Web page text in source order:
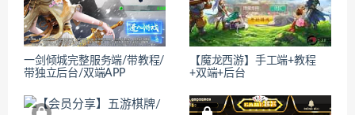
一剑倾城完整服务端/带教程/
带独立后台/双端APP
【魔龙西游】手工端+教程
+双端+后台